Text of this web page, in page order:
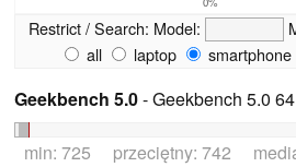
Restrict / Search: Model:
all
laptop smartphone
Geekbench 5.0- Geekbench 5.0
min: 725 przeciętny: 742